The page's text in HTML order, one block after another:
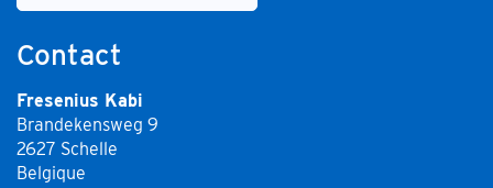
Contact
Fresenius Kabi
Brandekensweg 9
2627 Schelle
Belgique